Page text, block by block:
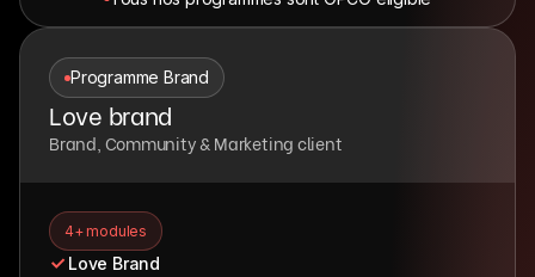
Programme Brand
Love brand
Brand, Community & Marketing client
4+ modules
Love Brand